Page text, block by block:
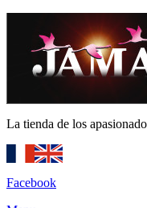
La tienda de los
Facebook